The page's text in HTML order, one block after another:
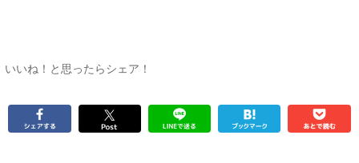
いいね！と思ったらシェア！